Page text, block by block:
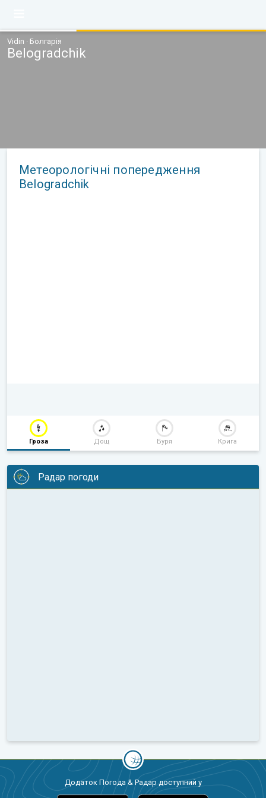
Vidin · Болгарія
Belogradchik
Метеорологічні попередження
Belogradchik
Гроза Дощ Буря Крига
Радар погоди
Додаток Погода & Радар доступний у